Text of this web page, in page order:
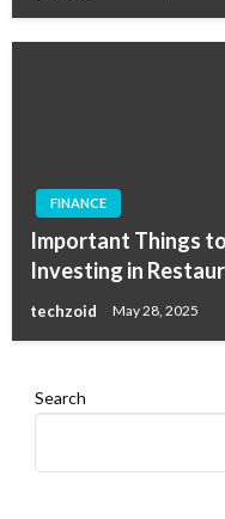
FINANCE
Important Things
Investing in
techzoid May 28, 2025
Search